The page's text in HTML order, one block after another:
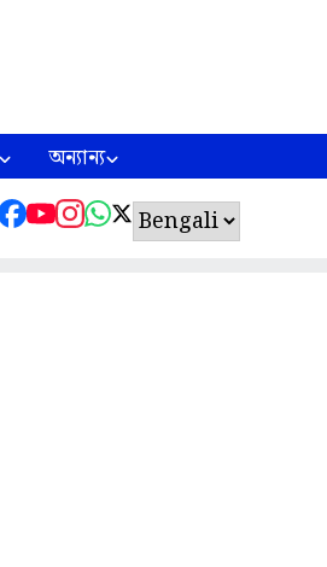
অন্যান্য